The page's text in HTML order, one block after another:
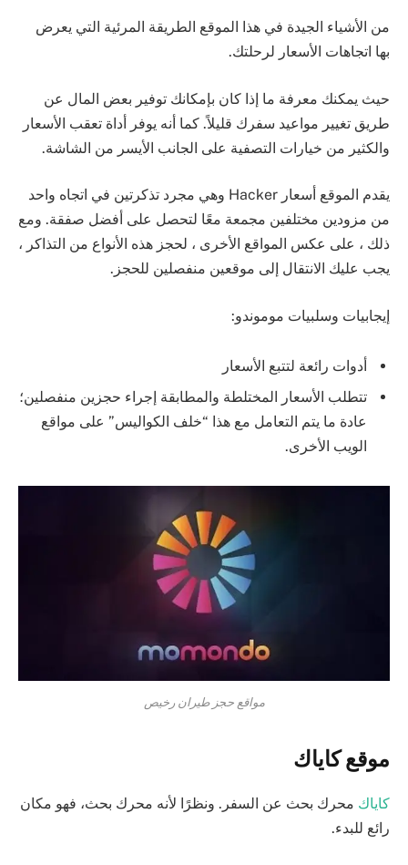
من الأشياء الجيدة في هذا الموقع الطريقة المرئية التي يعرض
بها اتجاهات الأسعار لرحلتك.
حيث يمكنك معرفة ما إذا كان بإمكانك توفير بعض المال عن
طريق تغيير مواعيد سفرك قليلاً. كما أنه يوفر أداة تعقب الأسعار
والكثير من خيارات التصفية على الجانب الأيسر من الشاشة.
يقدم الموقع أسعار Hacker وهي مجرد تذكرتين في اتجاه واحد
من مزودين مختلفين مجمعة معًا لتحصل على أفضل صفقة. ومع
ذلك ، على عكس المواقع الأخرى ، لحجز هذه الأنواع من التذاكر ،
يجب عليك الانتقال إلى موقعين منفصلين للحجز.
إيجابيات وسلبيات موموندو:
أدوات رائعة لتتبع الأسعار
تتطلب الأسعار المختلطة والمطابقة إجراء حجزين منفصلين؛
عادة ما يتم التعامل مع هذا “خلف الكواليس” على مواقع
الويب الأخرى.
مواقع حجز طيران رخيص
موقع كاياك
كاياك محرك بحث عن السفر. ونظرًا لأنه محرك بحث، فهو مكان
رائع للبدء.